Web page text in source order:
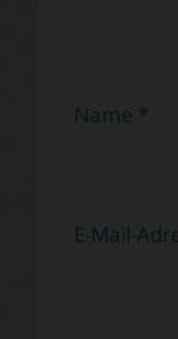
Name *
E-Mail-